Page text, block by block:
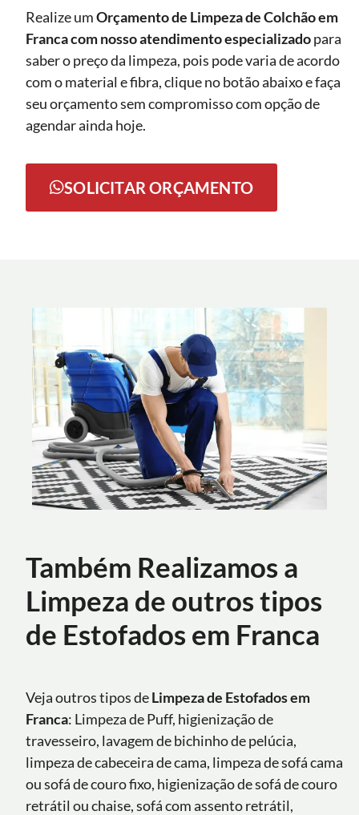
Realize umOrçamento de Limpeza de Colchão em
Franca com nosso atendimento especializadopara
saber o preço da limpeza, pois pode varia de acordo
com o material e fibra, clique no botão abaixo e faça
seu orçamento sem compromisso com opção de
agendar ainda hoje.
SOLICITAR ORÇAMENTO
Também Realizamos a
Limpeza de outros tipos
de Estofados em Franca
Veja outros tipos deLimpeza de Estofados em
Franca: Limpeza de Puff, higienização de
travesseiro, lavagem de bichinho de pelúcia,
limpeza de cabeceira de cama, limpeza de sofá cama
ou sofá de couro fixo, higienização de sofá de couro
retrátil ou chaise, sofá com assento retrátil,